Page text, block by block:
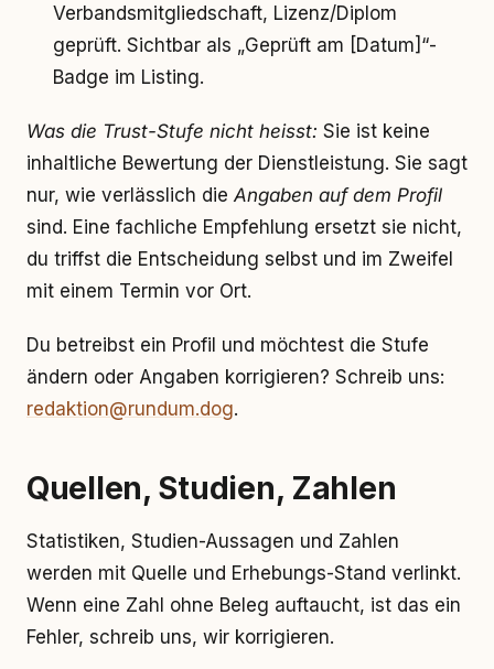
Verbandsmitgliedschaft, Lizenz/Diplom
geprüft. Sichtbar als „Geprüft am [Datum]“-
Badge im Listing.
Was die Trust-Stufe nicht heisst: Sie ist keine
inhaltliche Bewertung der Dienstleistung. Sie sagt
nur, wie verlässlich dieAngaben auf dem Profil
sind. Eine fachliche Empfehlung ersetzt sie nicht,
du triffst die Entscheidung selbst und im Zweifel
mit einem Termin vor Ort.
Du betreibst ein Profil und möchtest die Stufe
ändern oder Angaben korrigieren? Schreib uns:
redaktion@rundum.dog.
Quellen, Studien, Zahlen
Statistiken, Studien-Aussagen und Zahlen
werden mit Quelle und Erhebungs-Stand verlinkt.
Wenn eine Zahl ohne Beleg auftaucht, ist das ein
Fehler, schreib uns, wir korrigieren.